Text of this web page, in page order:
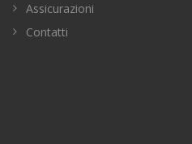
Assicurazioni
Contatti